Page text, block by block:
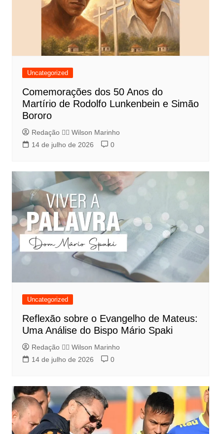
Uncategorized
Comemorações dos 50 Anos do
Martírio de Rodolfo Lunkenbein e Simão
Bororo
Redação 👨‍⚖️​ Wilson Marinho
14 de julho de 2026
0
Uncategorized
Reflexão sobre o Evangelho de Mateus:
Uma Análise do Bispo Mário Spaki
Redação 👨‍⚖️​ Wilson Marinho
14 de julho de 2026
0